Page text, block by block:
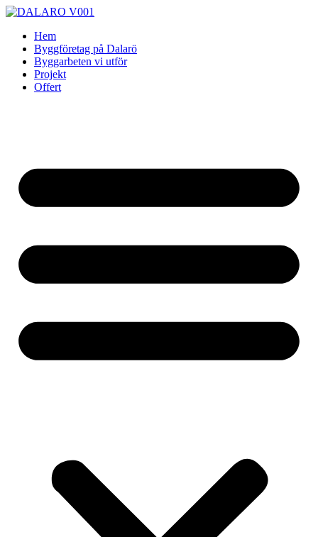
Skip
contentHem
Byggföretag på Dalarö
Byggarbeten vi utför
Projekt
Offert